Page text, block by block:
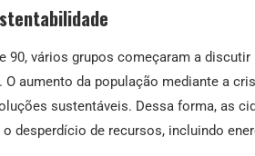
90, vários grupos começaram a
aumento da população mediante a
sustentáveis. Dessa forma, as
o desperdício de recursos, incluindo